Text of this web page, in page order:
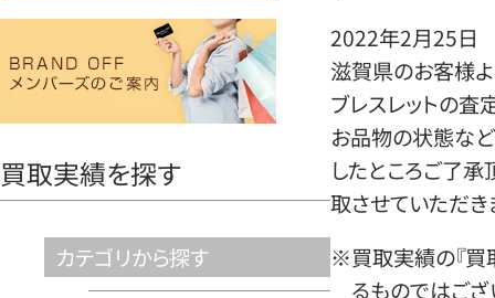
ヤ
買取実績を探す
カテゴリから探す
2022年2月25日
滋賀県のお客様
ブレスレットの査
お品物の状態など
したところご了
取させていただき
※買取実績の『買
るものではござ